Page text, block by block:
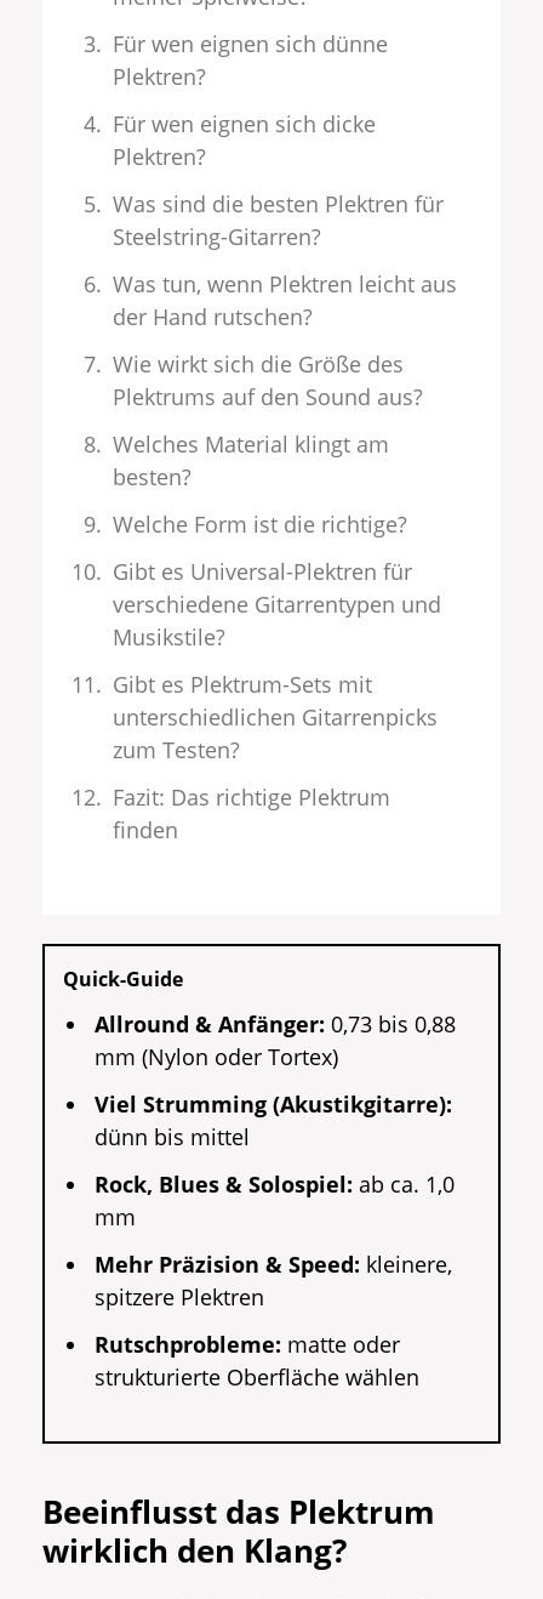
Für wen eignen sich dünne
Plektren?
Für wen eignen sich dicke
Plektren?
Was sind die besten Plektren für
Steelstring-Gitarren?
Was tun, wenn Plektren leicht aus
der Hand rutschen?
Wie wirkt sich die Größe des
Plektrums auf den Sound aus?
Welches Material klingt am
besten?
Welche Form ist die richtige?
Gibt es Universal-Plektren für
verschiedene Gitarrentypen und
Musikstile?
Gibt es Plektrum-Sets mit
unterschiedlichen Gitarrenpicks
zum Testen?
Fazit: Das richtige Plektrum
finden
Quick-Guide
Allround & Anfänger: 0,73 bis 0,88
mm (Nylon oder Tortex)
Viel Strumming (Akustikgitarre):
dünn bis mittel
Rock, Blues & Solospiel: ab ca. 1,0
mm
Mehr Präzision & Speed: kleinere,
spitzere Plektren
Rutschprobleme: matte oder
strukturierte Oberfläche wählen
Beeinflusst das Plektrum
wirklich den Klang?